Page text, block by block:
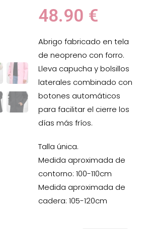
48.90 €
Abrigo fabricado en tela
de neopreno con forro.
Lleva capucha y bolsillos
laterales combinado con
botones automáticos
para facilitar el cierre los
días más fríos.
Talla única.
Medida aproximada de
contorno: 100-110cm
Medida aproximada de
cadera: 105-120cm